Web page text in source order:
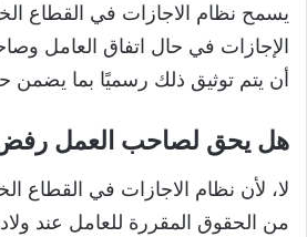
يسمح نظام الاجازات في القطاع
الإجازات في حال اتفاق العامل
أن يتم توثيق ذلك رسميًا بما يضمن
هل يحق لصاحب العمل رفض
لا، لأن نظام الاجازات في القطاع
من الحقوق المقررة للعامل عند